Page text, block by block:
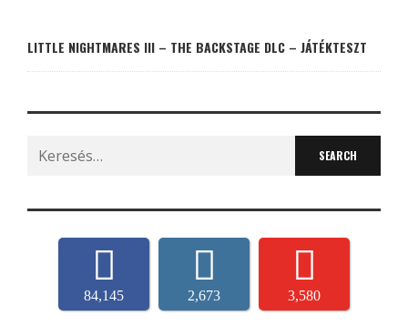
LITTLE NIGHTMARES III – THE BACKSTAGE DLC – JÁTÉKTESZT
Search
for:
84,145 2,673 3,580